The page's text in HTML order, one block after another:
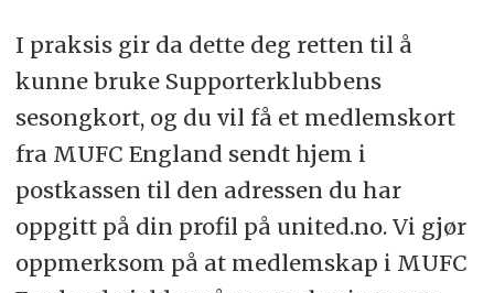
I praksis gir da dette deg retten til å
kunne bruke Supporterklubbens
sesongkort, og du vil få et medlemskort
fra MUFC England sendt hjem i
postkassen til den adressen du har
oppgitt på din profil på united.no. Vi gjør
oppmerksom på at medlemskap i MUFC